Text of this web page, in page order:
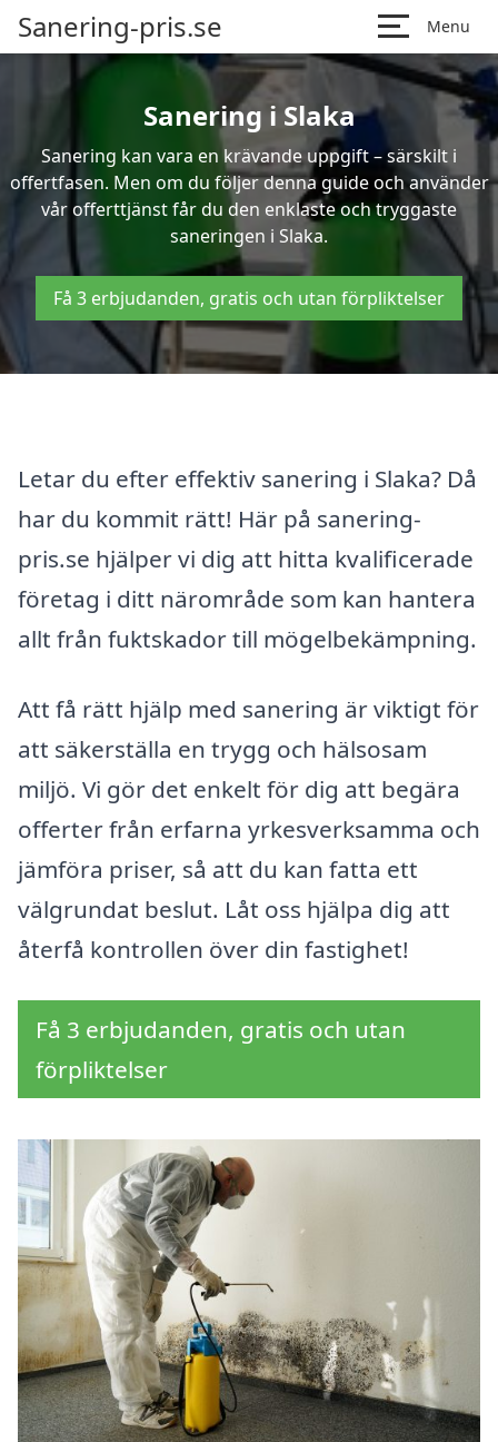
Sanering-pris.se Menu
Sanering i Slaka
Sanering kan vara en krävande uppgift – särskilt i
offertfasen. Men om du följer denna guide och använder
vår offerttjänst får du den enklaste och tryggaste
saneringen i Slaka.
Få 3 erbjudanden, gratis och utan förpliktelser
Letar du efter effektiv sanering i Slaka? Då
har du kommit rätt! Här på sanering-
pris.se hjälper vi dig att hitta kvalificerade
företag i ditt närområde som kan hantera
allt från fuktskador till mögelbekämpning.
Att få rätt hjälp med sanering är viktigt för
att säkerställa en trygg och hälsosam
miljö. Vi gör det enkelt för dig att begära
offerter från erfarna yrkesverksamma och
jämföra priser, så att du kan fatta ett
välgrundat beslut. Låt oss hjälpa dig att
återfå kontrollen över din fastighet!
Få 3 erbjudanden, gratis och utan
förpliktelser